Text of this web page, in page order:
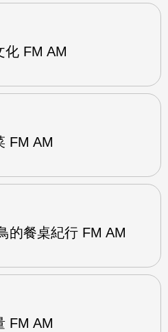
化 FM AM
FM AM
的餐桌紀行 FM AM
FM AM